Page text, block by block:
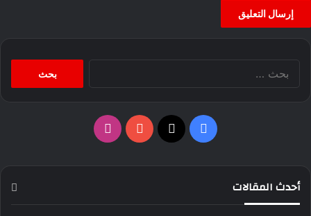
فيسبوك ‫YouTubeانستقرام
أحدث المقالات